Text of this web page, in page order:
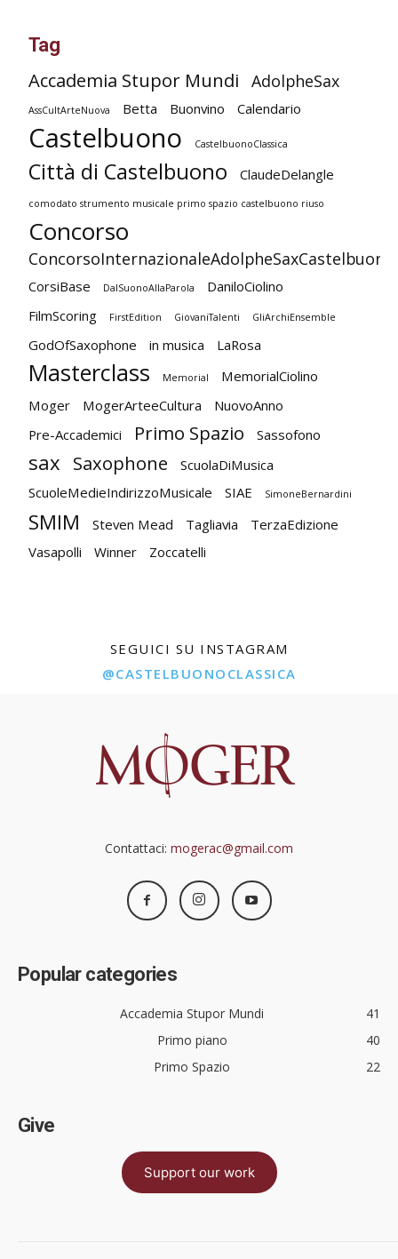
Tag
Accademia Stupor Mundi AdolpheSax
AssCultArteNuova Betta Buonvino Calendario
Castelbuono CastelbuonoClassica
Città di Castelbuono ClaudeDelangle
comodato strumento musicale primo spazio castelbuono riuso
Concorso
ConcorsoInternazionaleAdolpheSaxCastelbuono
CorsiBase DalSuonoAllaParola
DaniloCiolino
FilmScoring
FirstEdition GiovaniTalenti GliArchiEnsemble
GodOfSaxophone in musica LaRosa
Masterclass Memorial
MemorialCiolino
Moger
MogerArteeCultura
NuovoAnno
Pre-Accademici
Primo Spazio Sassofono
sax Saxophone
ScuolaDiMusica
ScuoleMedieIndirizzoMusicale
SIAE SimoneBernardini
SMIM Steven Mead Tagliavia
TerzaEdizione
Vasapolli
Winner Zoccatelli
SEGUICI SU INSTAGRAM
@CASTELBUONOCLASSICA
Contattaci: mogerac@gmail.com
Popular categories
Accademia Stupor Mundi
41
Primo piano
40
Primo Spazio
22
Give
Support our work